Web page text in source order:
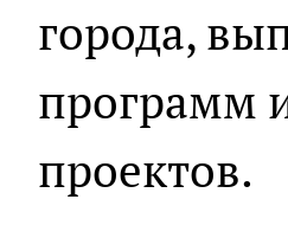
города,
программ
проектов.